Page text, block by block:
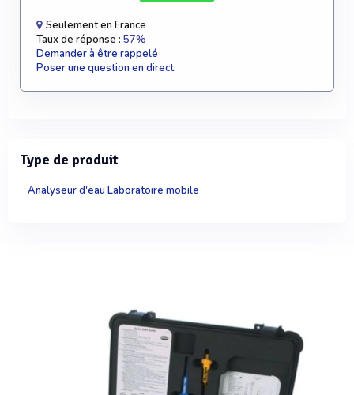
Seulement en France
Taux de réponse : 57%
Demander à être rappelé
Poser une question en direct
Type de produit
Analyseur d'eau Laboratoire mobile